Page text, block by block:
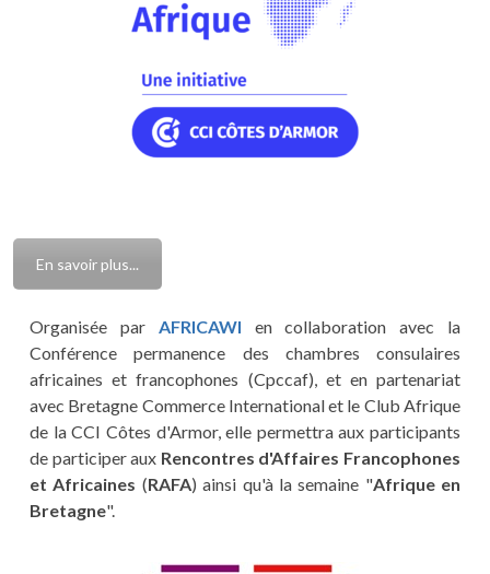
En savoir plus...
Organisée par AFRICAWI en collaboration avec la
Conférence permanence des chambres consulaires
africaines et francophones (Cpccaf), et en partenariat
avec Bretagne Commerce International et le Club Afrique
de la CCI Côtes d'Armor, elle permettra aux participants
de participer aux Rencontres d'Affaires Francophones
et Africaines (RAFA) ainsi qu'à la semaine "Afrique en
Bretagne".